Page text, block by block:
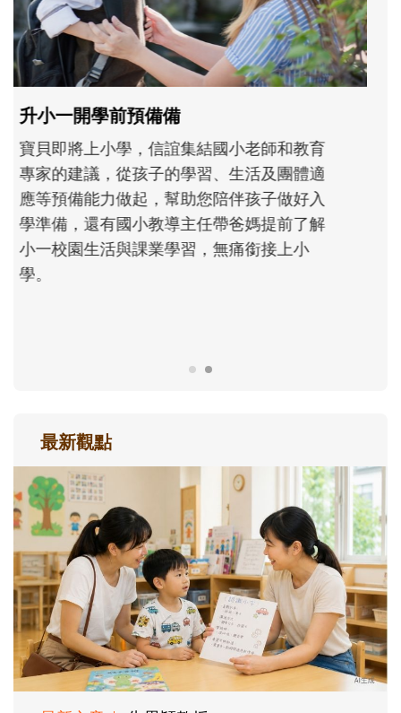
和孩子一起長大的那個男人│讀懂父親的
不同模樣
沒有人天生就擅長當爸爸！男人總是在一次
次「前所未有」的體驗中，跟著孩子一起長
大。從給予安全感的肢體遊戲，到獨立自
主、角色認同及解決問題的能力養成。爸爸
最新觀點